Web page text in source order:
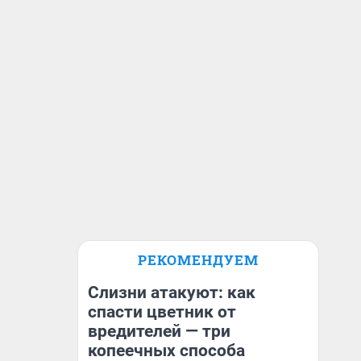
РЕКОМЕНДУЕМ
Слизни атакуют: как
спасти цветник от
вредителей — три
копеечных способа